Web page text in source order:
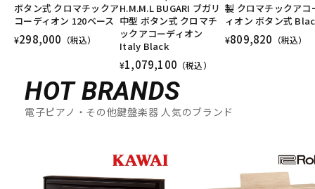
ボタン式 クロマチックア
コーディオン 120ベース
¥298,000 （税込）
H.M.M.L BUGARI ブガリ
中型 ボタン式 クロマチ
ックアコーディオン
Italy Black
¥1,079,100 （税込）
製 クロマチックアコ
ィオン ボタン式
¥809,820 （税込）
HOT BRANDS
電子ピアノ・その他鍵盤楽器 人気のブランド